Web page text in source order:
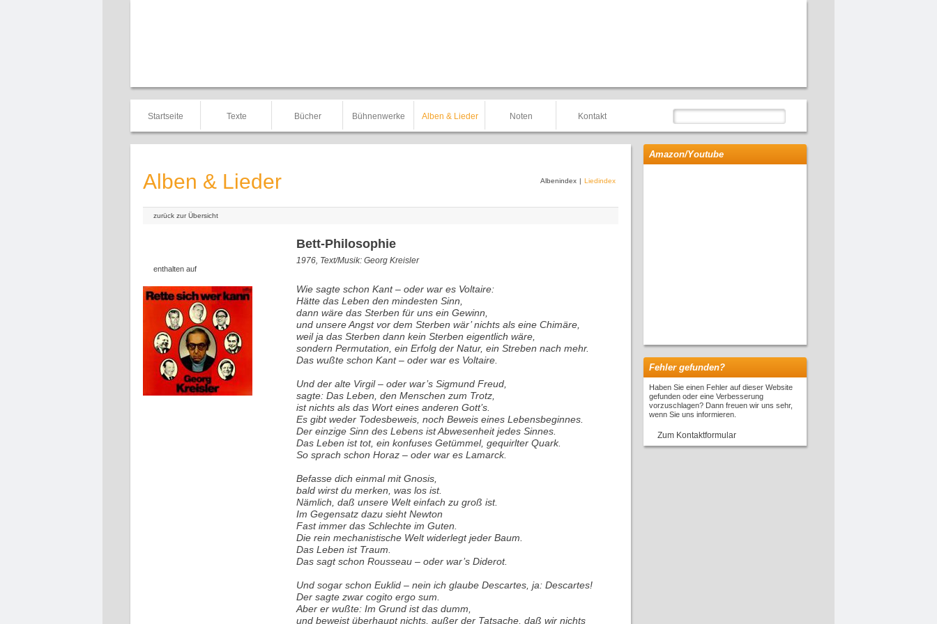
Startseite Texte Bücher Bühnenwerke Alben & Lieder Noten Kontakt
Alben & Lieder Albenindex | Liedindex
zurück zur Übersicht
enthalten auf
Bett-Philosophie
1976, Text/Musik: Georg Kreisler
Wie sagte schon Kant – oder war es Voltaire:
Hätte das Leben den mindesten Sinn,
dann wäre das Sterben für uns ein Gewinn,
und unsere Angst vor dem Sterben wär’ nichts als eine Chimäre,
weil ja das Sterben dann kein Sterben eigentlich wäre,
sondern Permutation, ein Erfolg der Natur, ein Streben nach mehr.
Das wußte schon Kant – oder war es Voltaire.
Und der alte Virgil – oder war’s Sigmund Freud,
sagte: Das Leben, den Menschen zum Trotz,
ist nichts als das Wort eines anderen Gott’s.
Es gibt weder Todesbeweis, noch Beweis eines Lebensbeginnes.
Der einzige Sinn des Lebens ist Abwesenheit jedes Sinnes.
Das Leben ist tot, ein konfuses Getümmel, gequirlter Quark.
So sprach schon Horaz – oder war es Lamarck.
Befasse dich einmal mit Gnosis,
bald wirst du merken, was los ist.
Nämlich, daß unsere Welt einfach zu groß ist.
Im Gegensatz dazu sieht Newton
Fast immer das Schlechte im Guten.
Die rein mechanistische Welt widerlegt jeder Baum.
Das Leben ist Traum.
Das sagt schon Rousseau – oder war’s Diderot.
Und sogar schon Euklid – nein ich glaube Descartes, ja: Descartes!
Der sagte zwar cogito ergo sum.
Aber er wußte: Im Grund ist das dumm,
und beweist überhaupt nichts, außer der Tatsache, daß wir nichts
Amazon/Youtube
Fehler gefunden?
Haben Sie einen Fehler auf dieser Website
gefunden oder eine Verbesserung
vorzuschlagen? Dann freuen wir uns sehr,
wenn Sie uns informieren.
Zum Kontaktformular